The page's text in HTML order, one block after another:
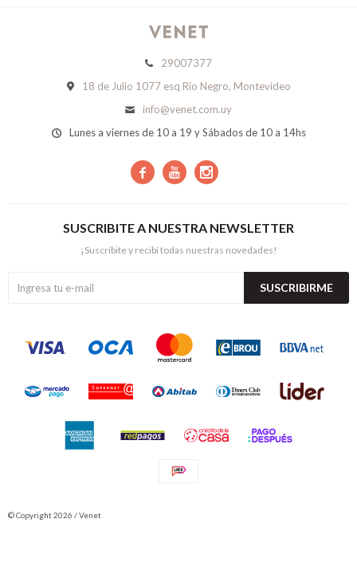
29007377
18 de Julio 1077 esq Río Negro, Montevideo
info@venet.com.uy
Lunes a viernes de 10 a 19 y Sábados de 10 a 14hs
  
SUSCRIBITE A NUESTRA NEWSLETTER
¡Suscribite y recibí todas nuestras novedades!
SUSCRIBIRME
© Copyright 2026 / Venet